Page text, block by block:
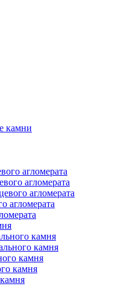
камни
агломерата
агломерата
агломерата
агломерата
камня
камня
камня
камня